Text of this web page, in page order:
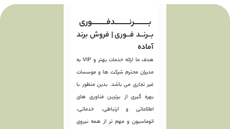
بـــــــــرنـــــــــدفـــــــــوری
بــرنــد فــوری | فروش برند
آماده
هدف ما ارائه خدمات بهتر و VIP به
مدیران محترم شرکت ها و موسسات
غیر تجاری می باشد. بدین منظور با
بهره گیری از برترین فناوری های
اطلاعاتی و ارتباطی، خدماتی،
اتوماسیون و مهم تر از همه نیروی